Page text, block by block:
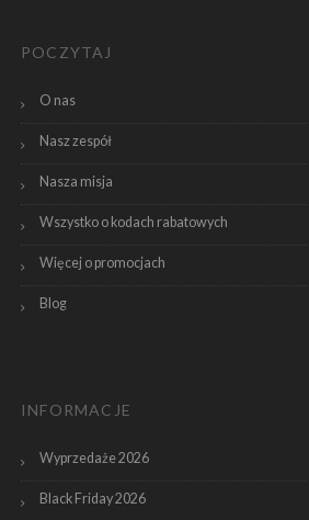
POCZYTAJ
O nas
Nasz zespół
Nasza misja
Wszystko o kodach rabatowych
Więcej o promocjach
Blog
INFORMACJE
Wyprzedaże 2026
Black Friday 2026